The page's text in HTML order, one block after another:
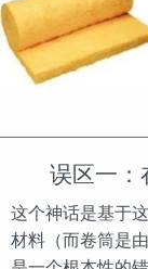
误区一：
这个神话是基于
材料（而卷筒是